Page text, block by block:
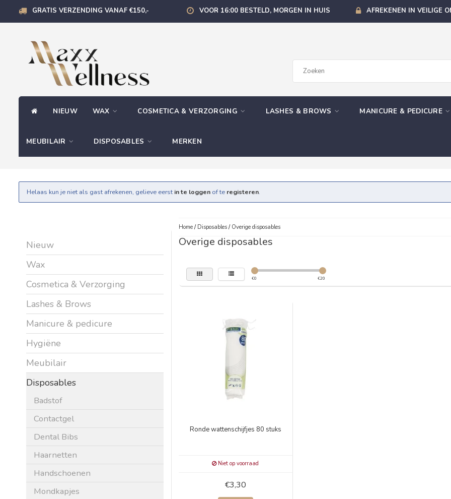
GRATIS VERZENDING VANAF €150,- VOOR 16:00 BESTELD, MORGEN IN HUIS AFREKENEN IN VEILIGE
NIEUW WAX COSMETICA & VERZORGING LASHES & BROWS MANICURE & PEDICURE
MEUBILAIR DISPOSABLES MERKEN
Helaas kun je niet als gast afrekenen, gelieve eerst in te loggen of te registeren.
Nieuw
Wax
Cosmetica & Verzorging
Lashes & Brows
Manicure & pedicure
Hygiëne
Meubilair
Disposables
Badstof
Contactgel
Dental Bibs
Haarnetten
Handschoenen
Mondkapjes
Home/ Disposables/ Overige disposables
Overige disposables
€0 €20
Ronde wattenschijfjes 80 stuks
Niet op voorraad
€3,30